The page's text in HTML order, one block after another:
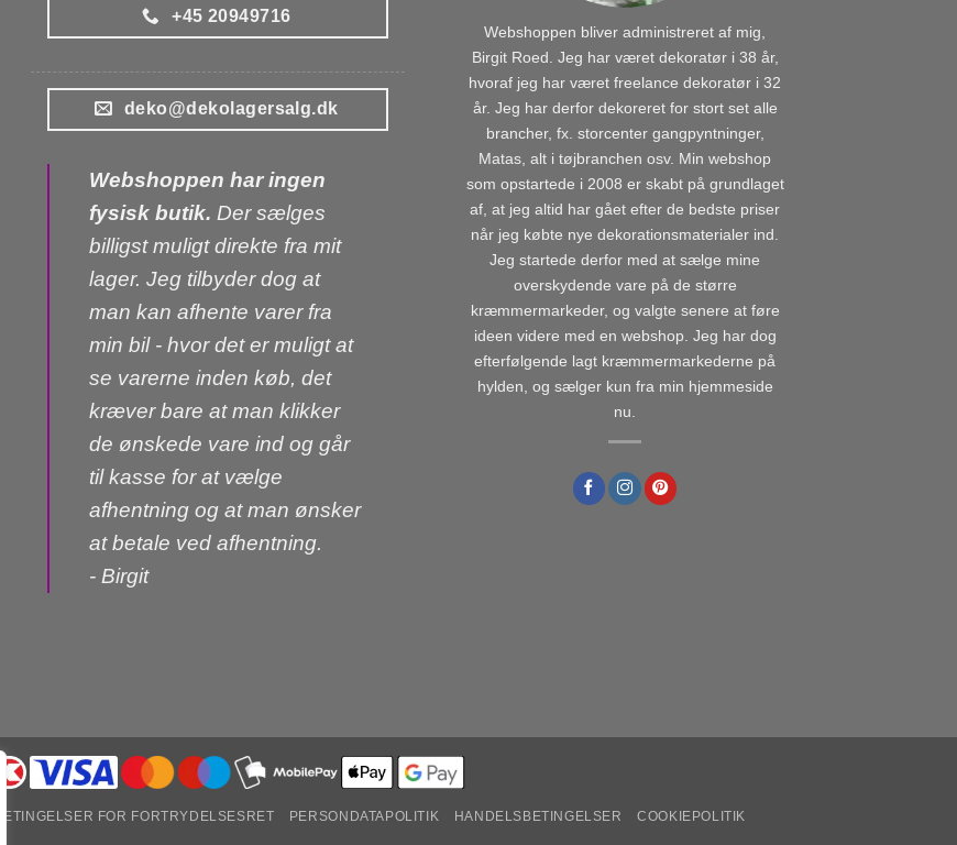
+45 20949716
deko@dekolagersalg.dk
Webshoppen har ingen
fysisk butik. Der sælges
billigst muligt direkte fra mit
lager. Jeg tilbyder dog at
man kan afhente varer fra
min bil - hvor det er muligt at
se varerne inden køb, det
kræver bare at man klikker
de ønskede vare ind og går
til kasse for at vælge
afhentning og at man ønsker
at betale ved afhentning.
- Birgit
Webshoppen bliver administreret af mig,
Birgit Roed. Jeg har været dekoratør i 38 år,
hvoraf jeg har været freelance dekoratør i 32
år. Jeg har derfor dekoreret for stort set alle
brancher, fx. storcenter gangpyntninger,
Matas, alt i tøjbranchen osv. Min webshop
som opstartede i 2008 er skabt på grundlaget
af, at jeg altid har gået efter de bedste priser
når jeg købte nye dekorationsmaterialer ind.
Jeg startede derfor med at sælge mine
overskydende vare på de større
kræmmermarkeder, og valgte senere at føre
ideen videre med en webshop. Jeg har dog
efterfølgende lagt kræmmermarkederne på
hylden, og sælger kun fra min hjemmeside
nu.
BETINGELSER FOR FORTRYDELSESRET PERSONDATAPOLITIK HANDELSBETINGELSER COOKIEPOLITIK